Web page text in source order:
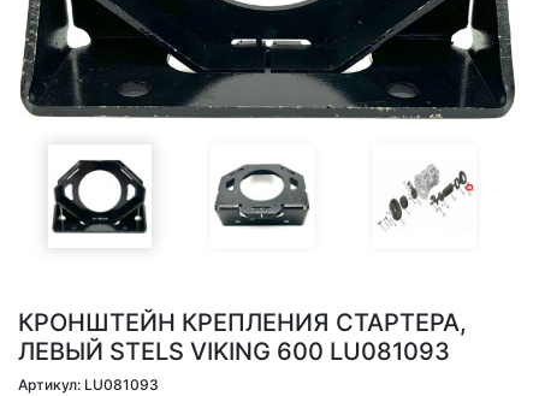
КРОНШТЕЙН КРЕПЛЕНИЯ СТАРТЕРА,
ЛЕВЫЙ STELS VIKING 600 LU081093
Артикул: LU081093